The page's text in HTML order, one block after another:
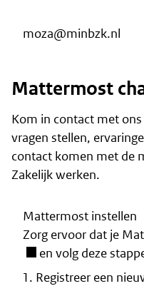
moza@minbzk.nl
Mattermost
Kom in contact met
vragen stellen,
contact komen met de
Zakelijk werken.
Mattermost instellen
Zorg ervoor dat je
en volg deze
Registreer een